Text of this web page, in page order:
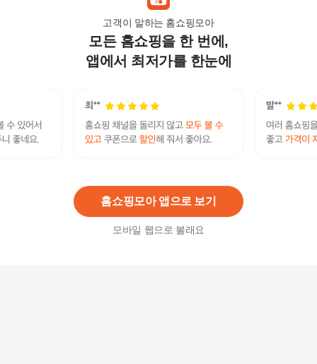
고객이 말하는 홈쇼핑모아
모든 홈쇼핑을 한 번에,
앱에서 최저가를 한눈에
홈쇼핑모아 앱으로 보기
모바일 웹으로 볼래요
매실원액 900ml x 2병
20,900원
요리 보해양조 매실 원액 매원 1.5리터